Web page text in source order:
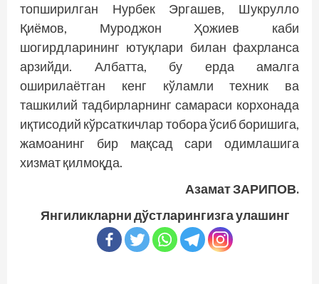
топширилган Нурбек Эргашев, Шукрулло
Қиёмов, Муроджон Ҳожиев каби
шогирдларининг ютуқлари билан фахрланса
арзийди. Албатта, бу ерда амалга
оширилаётган кенг кўламли техник ва
ташкилий тадбирларнинг самараси корхонада
иқтисодий кўрсаткичлар тобора ўсиб боришига,
жамоанинг бир мақсад сари одимлашига
хизмат қилмоқда.
Азамат ЗАРИПОВ.
Янгиликларни дўстларингизга улашинг